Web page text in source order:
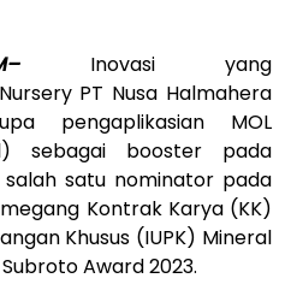
Inovasi yang
PT Nusa Halmahera
pengaplikasian MOL
sebagai booster pada
satu nominator pada
Kontrak Karya (KK)
Khusus (IUPK) Mineral
Award 2023.